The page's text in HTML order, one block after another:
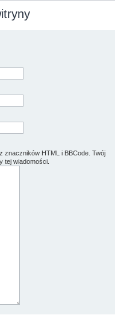
znaczników HTML i BBCode. Twój
tej wiadomości.